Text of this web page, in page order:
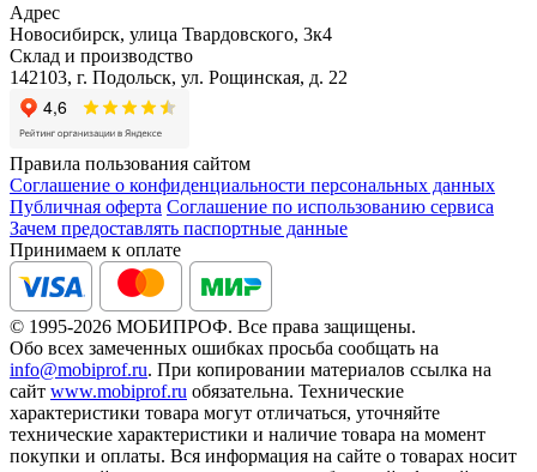
Адрес
Новосибирск, улица Твардовского, 3к4
Склад и производство
142103, г. Подольск, ул. Рощинская, д. 22
Правила пользования сайтом
Соглашение о конфиденциальности персональных данных
Публичная оферта Соглашение по использованию сервиса
Зачем предоставлять паспортные данные
Принимаем к оплате
© 1995-2026 МОБИПРОФ. Все права защищены.
Обо всех замеченных ошибках просьба сообщать на
info@mobiprof.ru. При копировании материалов ссылка на
сайт www.mobiprof.ru обязательна. Технические
характеристики товара могут отличаться, уточняйте
технические характеристики и наличие товара на момент
покупки и оплаты. Вся информация на сайте о товарах носит